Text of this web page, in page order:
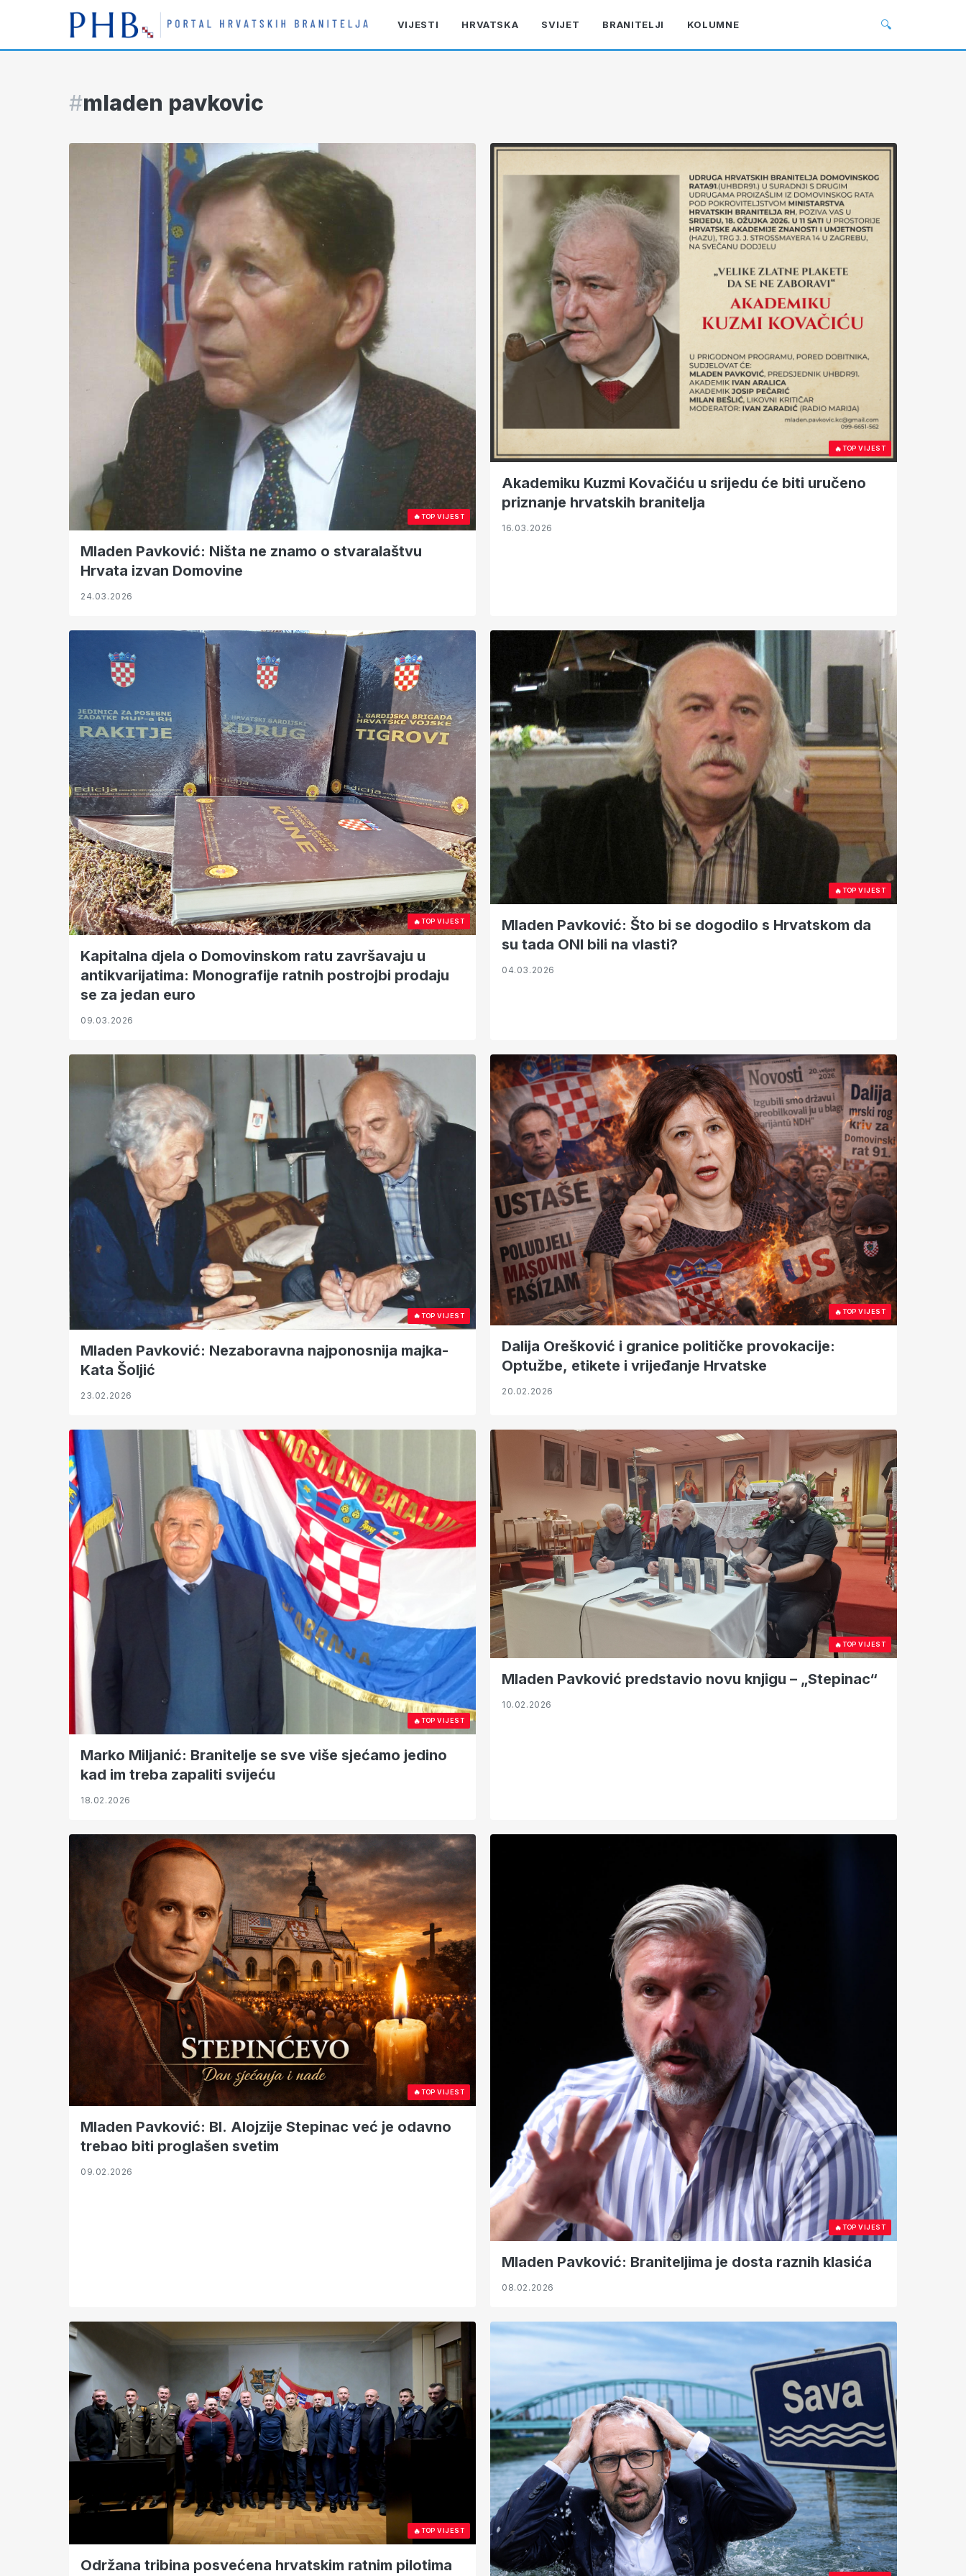
VIJESTI HRVATSKA SVIJET BRANITELJI KOLUMNE 🔍
#mladen pavkovic
🔥TOP VIJEST
Mladen Pavković: Ništa ne znamo o stvaralaštvu
Hrvata izvan Domovine
24.03.2026
🔥TOP VIJEST
Akademiku Kuzmi Kovačiću u srijedu će biti uručeno
priznanje hrvatskih branitelja
16.03.2026
🔥TOP VIJEST
Kapitalna djela o Domovinskom ratu završavaju u
antikvarijatima: Monografije ratnih postrojbi prodaju
se za jedan euro
09.03.2026
🔥TOP VIJEST
Mladen Pavković: Što bi se dogodilo s Hrvatskom da
su tada ONI bili na vlasti?
04.03.2026
🔥TOP VIJEST
Mladen Pavković: Nezaboravna najponosnija majka-
Kata Šoljić
23.02.2026
🔥TOP VIJEST
Dalija Orešković i granice političke provokacije:
Optužbe, etikete i vrijeđanje Hrvatske
20.02.2026
🔥TOP VIJEST
Marko Miljanić: Branitelje se sve više sjećamo jedino
kad im treba zapaliti svijeću
18.02.2026
🔥TOP VIJEST
Mladen Pavković predstavio novu knjigu – „Stepinac“
10.02.2026
🔥TOP VIJEST
Mladen Pavković: Bl. Alojzije Stepinac već je odavno
trebao biti proglašen svetim
09.02.2026
🔥TOP VIJEST
Mladen Pavković: Braniteljima je dosta raznih klasića
08.02.2026
🔥TOP VIJEST
Održana tribina posvećena hrvatskim ratnim pilotima